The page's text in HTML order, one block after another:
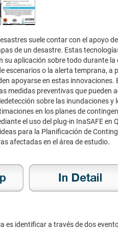
suele contar con el apoyo
de un desastre. Estas
su aplicación sobre todo durante la
escenarios o la alerta temprana, a
apoyarse en estas innovaciones.
medidas preventivas que pueden
sobre las inundaciones y
en los planes de
el uso del plug-in InaSAFE
para la Planificación de
afectadas en el área de estudio.
es identificar a través de dos